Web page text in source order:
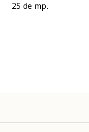
25 de mp.